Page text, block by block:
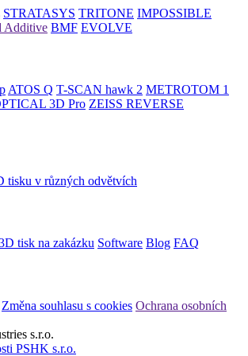
STRATASYS TRITONE IMPOSSIBLE
Additive BMF EVOLVE
ATOS Q T-SCAN hawk 2 METROTOM 1
3D Pro ZEISS REVERSE
tisku v různých odvětvích
tisk na zakázku Software Blog FAQ
Změna souhlasu s cookies Ochrana osobních
s.r.o.
PSHK s.r.o.